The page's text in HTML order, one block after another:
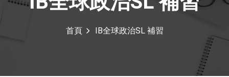
首頁 IB全球政治SL 補習